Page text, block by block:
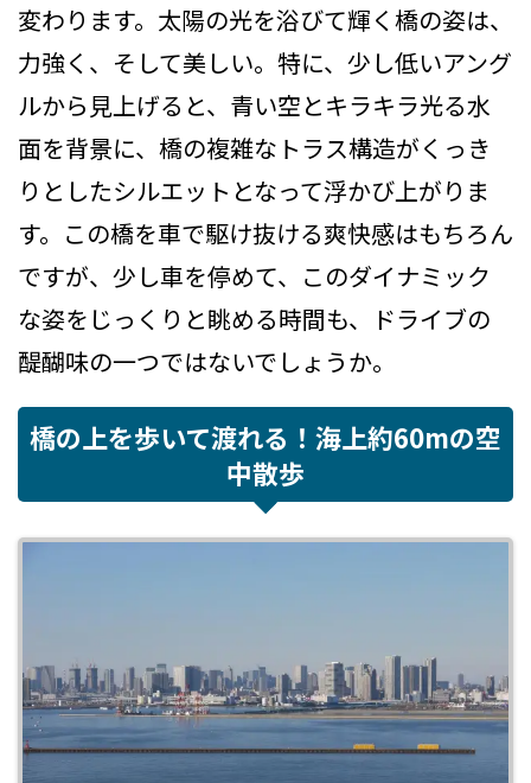
変わります。太陽の光を浴びて輝く橋の姿は、
力強く、そして美しい。特に、少し低いアング
ルから見上げると、青い空とキラキラ光る水
面を背景に、橋の複雑なトラス構造がくっき
りとしたシルエットとなって浮かび上がりま
す。この橋を車で駆け抜ける爽快感はもちろん
ですが、少し車を停めて、このダイナミック
な姿をじっくりと眺める時間も、ドライブの
醍醐味の一つではないでしょうか。
橋の上を歩いて渡れる！海上約60mの空
中散歩